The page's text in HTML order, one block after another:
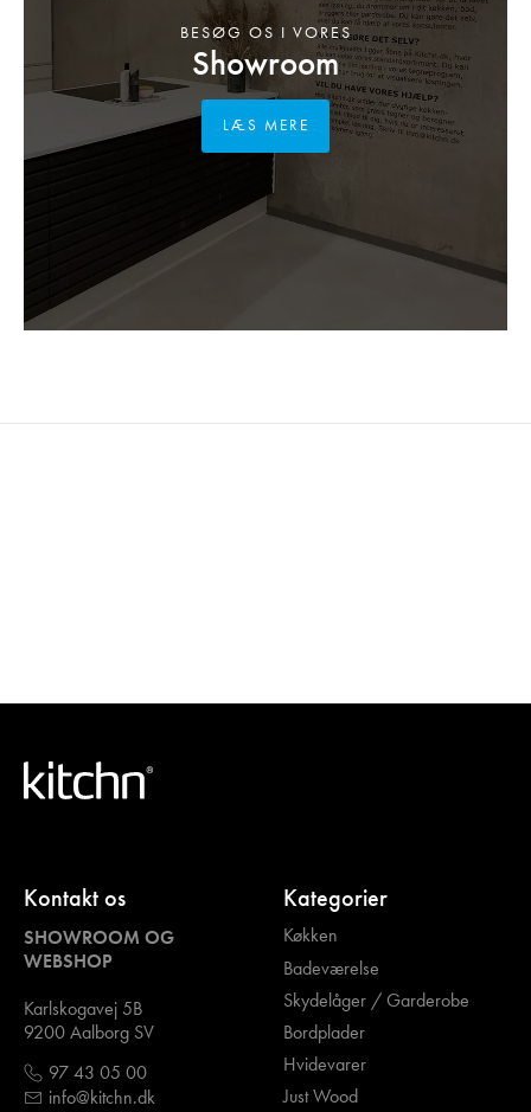
Showroom
BESØG OS I VORES
LÆS MERE
Kontakt os
SHOWROOM OG
WEBSHOP
Karlskogavej 5B
9200 Aalborg SV
97 43 05 00
info@kitchn.dk
Kategorier
Køkken
Badeværelse
Skydelåger / Garderobe
Bordplader
Hvidevarer
Just Wood